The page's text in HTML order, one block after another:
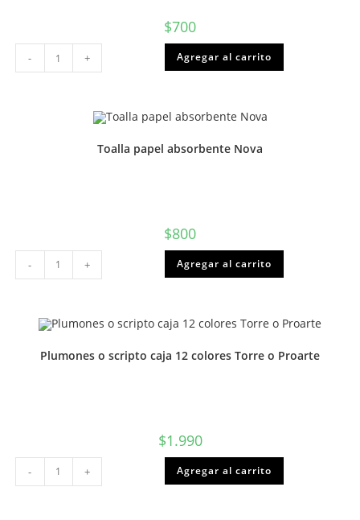
$700
Destacador
amarillo
lapiz
cantidad
- + Agregar al carrito
Toalla papel absorbente Nova
$800
Toalla
papel
absorbente
- + Agregar al carrito
Plumones o scripto caja 12 colores Torre o Proarte
$1.990
Plumones
o
scripto
- + Agregar al carrito